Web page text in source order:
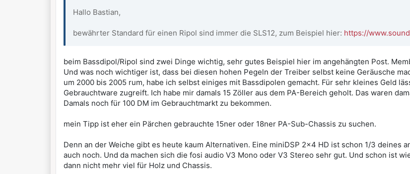
Hallo Bastian,
bewährter Standard für einen Ripol sind immer die SLS12, zum Beispiel hier: https://
beim Bassdipol/Ripol sind zwei Dinge wichtig, sehr gutes Beispiel hier im angehängten Post.
Und was noch wichtiger ist, dass bei diesen hohen Pegeln der Treiber selbst keine Geräusche
um 2000 bis 2005 rum, habe ich selbst einiges mit Bassdipolen gemacht. Für sehr kleines Geld
Gebrauchtware zugreift. Ich habe mir damals 15 Zöller aus dem PA-Bereich geholt. Das waren
Damals noch für 100 DM im Gebrauchtmarkt zu bekommen.
mein Tipp ist eher ein Pärchen gebrauchte 15ner oder 18ner PA-Sub-Chassis zu suchen.
Denn an der Weiche gibt es heute kaum Alternativen. Eine miniDSP 2x4 HD ist schon 1/3 deines
auch noch. Und da machen sich die fosi audio V3 Mono oder V3 Stereo sehr gut. Und schon ist
dann nicht mehr viel für Holz und Chassis.